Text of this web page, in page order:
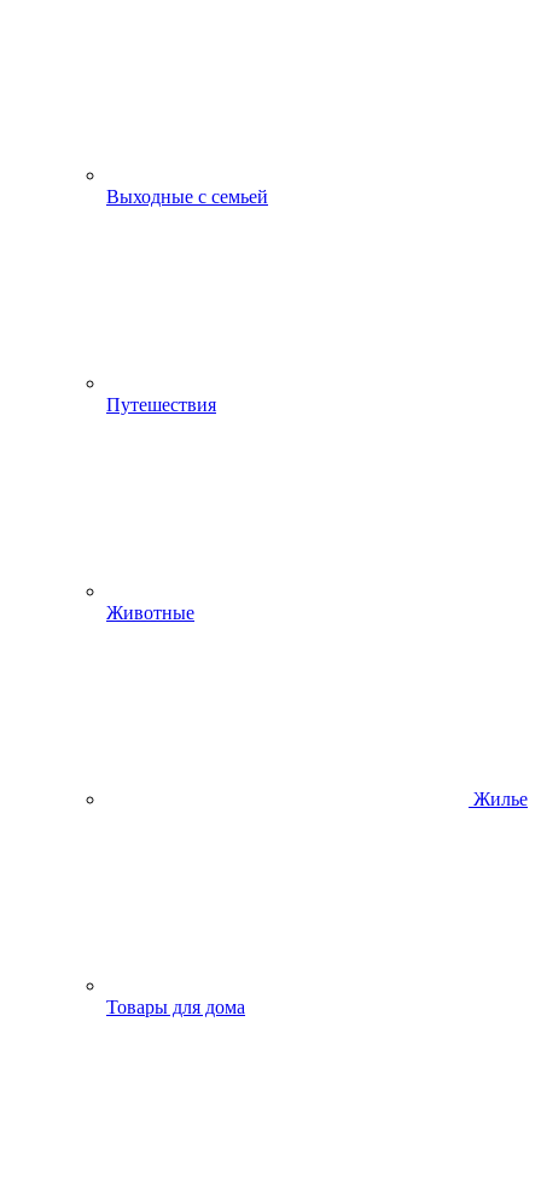
Выходные с семьей
Путешествия
Животные
Жилье
Товары для дома